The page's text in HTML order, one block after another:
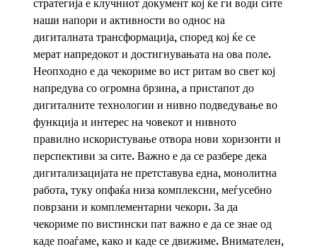
наши напори и активности во однос на
дигиталната трансформација, според кој ќе се
мерат напредокот и достигнувањата на ова поле.
Неопходно е да чекориме во ист ритам во свет кој
напредува со огромна брзина, а пристапот до
дигиталните технологии и нивно подведување во
функција и интерес на човекот и нивното
правилно искористување отвора нови хоризонти и
перспективи за сите. Важно е да се разбере дека
дигитализацијата не претставува една, монолитна
работа, туку опфаќа низа комплексни, меѓусебно
поврзани и комплементарни чекори. За да
чекориме по вистински пат важно е да се знае од
каде поаѓаме, како и каде се движиме. Внимателен,